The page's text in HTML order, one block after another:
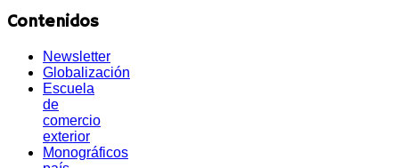
Contenidos
Newsletter
Globalización
Escuela
de
comercio
exterior
Monográficos